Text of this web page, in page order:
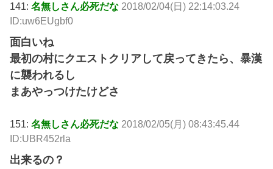
141:名無しさん必死だな 2018/02/04(日) 22:14:03.24
ID:uw6EUgbf0
面白いね
最初の村にクエストクリアして戻ってきたら、暴漢
に襲われるし
まあやっつけたけどさ
151:名無しさん必死だな 2018/02/05(月) 08:43:45.44
ID:UBR452rla
出来るの？